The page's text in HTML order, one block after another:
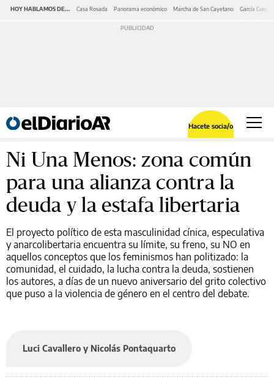
HOY HABLAMOS DE... Casa Rosada Panorama económico Marcha de San Cayetano García Cuerva
Hacete socia/o
Ni Una Menos: zona común
para una alianza contra la
deuda y la estafa libertaria
El proyecto político de esta masculinidad cínica, especulativa
y anarcolibertaria encuentra su límite, su freno, su NO en
aquellos conceptos que los feminismos han politizado: la
comunidad, el cuidado, la lucha contra la deuda, sostienen
los autores, a días de un nuevo aniversario del grito colectivo
que puso a la violencia de género en el centro del debate.
Luci Cavallero y Nicolás Pontaquarto